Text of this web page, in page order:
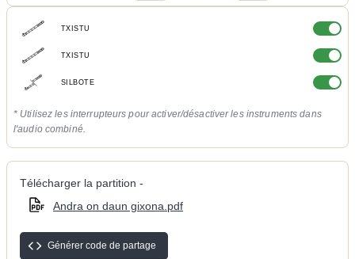
TXISTU
TXISTU
SILBOTE
* Utilisez les interrupteurs pour activer/désactiver les instruments dans
l'audio combiné.
Télécharger la partition -
Andra on daun gixona.pdf
Générer code de partage